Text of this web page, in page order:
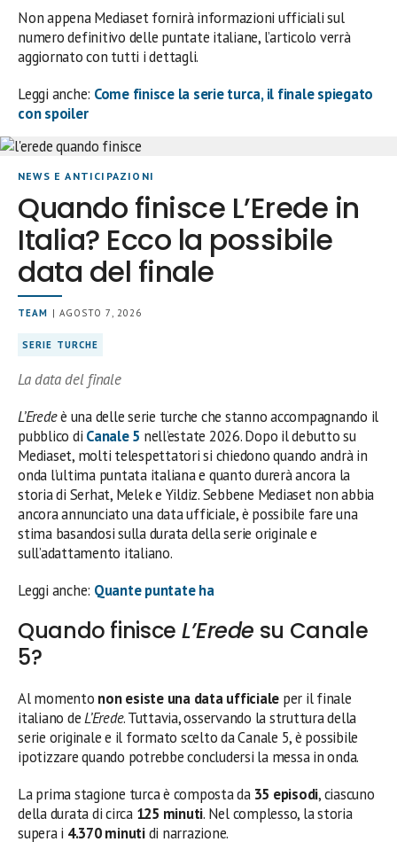
Non appena Mediaset fornirà informazioni ufficiali sul
numero definitivo delle puntate italiane, l’articolo verrà
aggiornato con tutti i dettagli.
Leggi anche: Come finisce la serie turca, il finale spiegato
con spoiler
NEWS E ANTICIPAZIONI
Quando finisce L’Erede in
Italia? Ecco la possibile
data del finale
TEAM | AGOSTO 7, 2026
SERIE TURCHE
La data del finale
L’Eredeè una delle serie turche che stanno accompagnando il
pubblico di Canale 5 nell’estate 2026. Dopo il debutto su
Mediaset, molti telespettatori si chiedono quando andrà in
onda l’ultima puntata italiana e quanto durerà ancora la
storia di Serhat, Melek e Yildiz. Sebbene Mediaset non abbia
ancora annunciato una data ufficiale, è possibile fare una
stima basandosi sulla durata della serie originale e
sull’adattamento italiano.
Leggi anche: Quante puntate ha
Quando finisce L’Erede su Canale
5?
Al momento non esiste una data ufficiale per il finale
italiano deL’Erede. Tuttavia, osservando la struttura della
serie originale e il formato scelto da Canale 5, è possibile
ipotizzare quando potrebbe concludersi la messa in onda.
La prima stagione turca è composta da 35 episodi, ciascuno
della durata di circa 125 minuti. Nel complesso, la storia
supera i 4.370 minutidi narrazione.